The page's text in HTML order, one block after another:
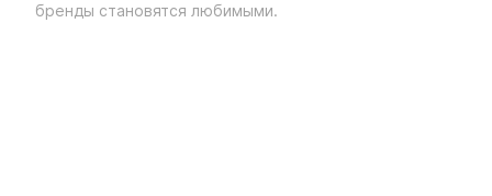
бренды становятся любимыми.